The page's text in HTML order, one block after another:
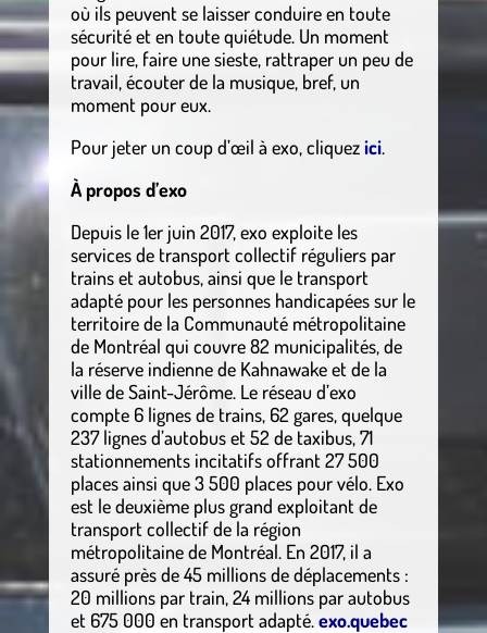
où ils peuvent se laisser conduire en toute
sécurité et en toute quiétude. Un moment
pour lire, faire une sieste, rattraper un peu de
travail, écouter de la musique, bref, un
moment pour eux.
Pour jeter un coup d’œil à exo, cliquezici.
À propos d’exo
Depuis le 1er juin 2017, exo exploite les
services de transport collectif réguliers par
trains et autobus, ainsi que le transport
adapté pour les personnes handicapées sur le
territoire de la Communauté métropolitaine
de Montréal qui couvre 82 municipalités, de
la réserve indienne de Kahnawake et de la
ville de Saint-Jérôme. Le réseau d’exo
compte 6 lignes de trains, 62 gares, quelque
237 lignes d’autobus et 52 de taxibus, 71
stationnements incitatifs offrant 27 500
places ainsi que 3 500 places pour vélo. Exo
est le deuxième plus grand exploitant de
transport collectif de la région
métropolitaine de Montréal. En 2017, il a
assuré près de 45 millions de déplacements :
20 millions par train, 24 millions par autobus
et 675 000 en transport adapté.exo.quebec